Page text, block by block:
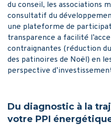
du conseil, les associations
consultatif du
une plateforme de
transparence a facilité
contraignantes (réduction
des patinoires de Noël) en
perspective
Du diagnostic à la
votre PPI